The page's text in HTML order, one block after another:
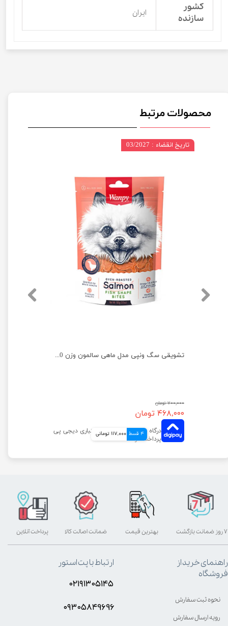
کشور
سازنده
ایران
محصولات مرتبط
تشویقی سگ ونپی مدل ماهی سالمون وزن 100 گرم
۷۰۰,۰۰۰ تومان
۴۶۸,۰۰۰ تومان
4 قسط 117,000 تومانی
تاریخ انقضاء : 03/2027
بهترین قیمت پرداخت آنلاین ۷ روز ضمانت بازگشت ضمانت اصالت کالا
راهنمای خرید از
فروشگاه
نحوه ثبت سفارش
رویه ارسال سفارش
ارتباط با پت استور
۰۲۱۹۱۳۰۵۱۴۵
۰۹۳۰۵8۴9696